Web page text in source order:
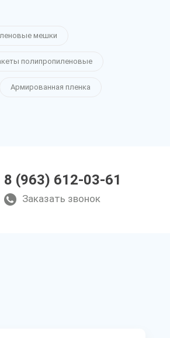
мешки
полипропиленовые
Армированная пленка
8 (963) 612-03-61
Заказать звонок